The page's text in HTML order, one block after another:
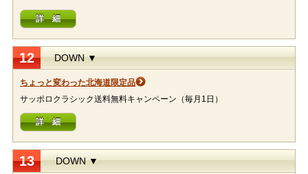
詳 細
12 DOWN ▼
ちょっと変わった北海道限定品
サッポロクラシック送料無料キャンペーン（毎月1日）
詳 細
13 DOWN ▼